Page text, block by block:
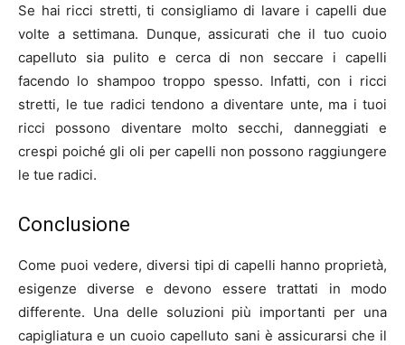
Se hai ricci stretti, ti consigliamo di lavare i capelli due
volte a settimana. Dunque, assicurati che il tuo cuoio
capelluto sia pulito e cerca di non seccare i capelli
facendo lo shampoo troppo spesso. Infatti, con i ricci
stretti, le tue radici tendono a diventare unte, ma i tuoi
ricci possono diventare molto secchi, danneggiati e
crespi poiché gli oli per capelli non possono raggiungere
le tue radici.
Conclusione
Come puoi vedere, diversi tipi di capelli hanno proprietà,
esigenze diverse e devono essere trattati in modo
differente. Una delle soluzioni più importanti per una
capigliatura e un cuoio capelluto sani è assicurarsi che il